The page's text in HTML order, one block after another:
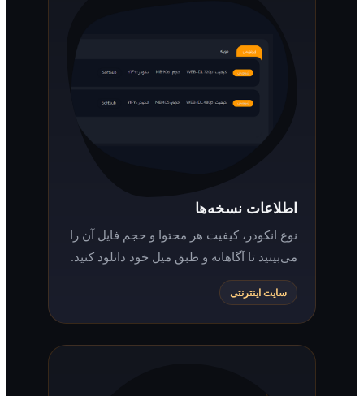
اطلاعات نسخه‌ها
نوع انکودر، کیفیت هر محتوا و حجم فایل آن را
می‌بینید تا آگاهانه و طبق میل خود دانلود کنید.
سایت اینترنتی